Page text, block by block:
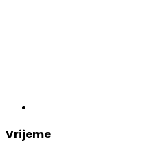
Vrijeme